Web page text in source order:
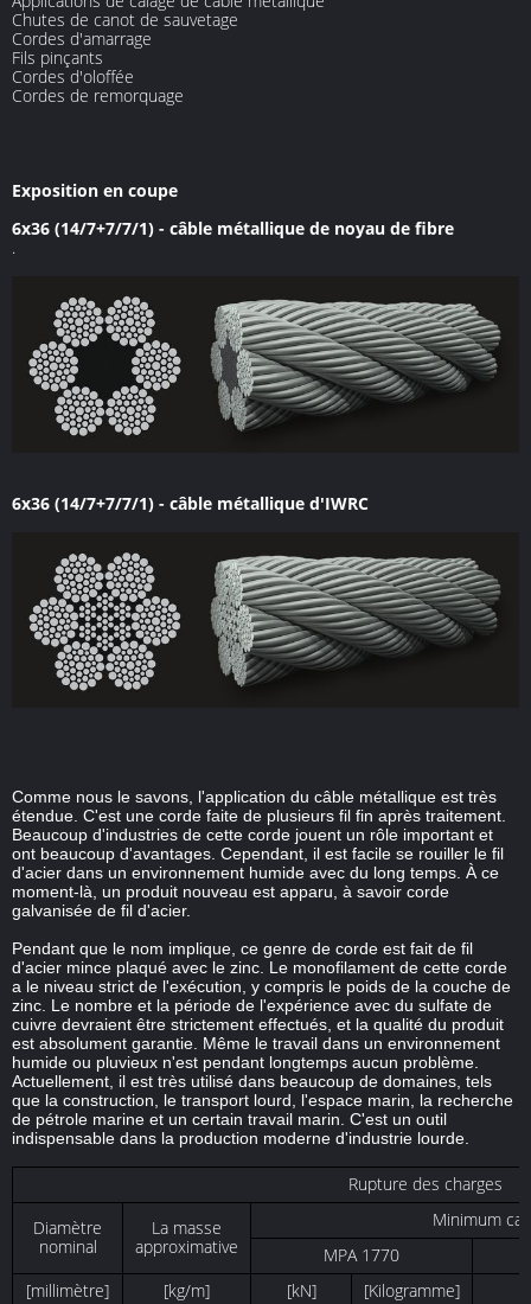
Chutes de canot de sauvetage
Cordes d'amarrage
Fils pinçants
Cordes d'oloffée
Cordes de remorquage
Exposition en coupe
6x36 (14/7+7/7/1) - câble métallique de noyau de fibre
.
6x36 (14/7+7/7/1) - câble métallique d'IWRC
Comme nous le savons, l'application du câble métallique est très
étendue. C'est une corde faite de plusieurs fil fin après traitement.
Beaucoup d'industries de cette corde jouent un rôle important et
ont beaucoup d'avantages. Cependant, il est facile se rouiller le fil
d'acier dans un environnement humide avec du long temps. À ce
moment-là, un produit nouveau est apparu, à savoir corde
galvanisée de fil d'acier.
Pendant que le nom implique, ce genre de corde est fait de fil
d'acier mince plaqué avec le zinc. Le monofilament de cette corde
a le niveau strict de l'exécution, y compris le poids de la couche de
zinc. Le nombre et la période de l'expérience avec du sulfate de
cuivre devraient être strictement effectués, et la qualité du produit
est absolument garantie. Même le travail dans un environnement
humide ou pluvieux n'est pendant longtemps aucun problème.
Actuellement, il est très utilisé dans beaucoup de domaines, tels
que la construction, le transport lourd, l'espace marin, la recherche
de pétrole marine et un certain travail marin. C'est un outil
indispensable dans la production moderne d'industrie lourde.
Rupture des charges
Diamètre
nominal
La masse
approximative
Minimum
MPA 1770
[millimètre]
[kg/m] [kN]
[Kilogramme]